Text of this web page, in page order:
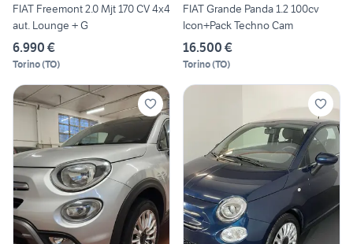
FIAT Freemont 2.0 Mjt 170 CV 4x4
aut. Lounge + G
6.990 €
Torino(TO)
FIAT Grande Panda 1.2 100cv
Icon+Pack Techno Cam
16.500 €
Torino(TO)